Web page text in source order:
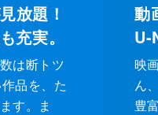
放題！
充実。
は断トツ
品を、た
す。ま
動
U-
映
ん
豊